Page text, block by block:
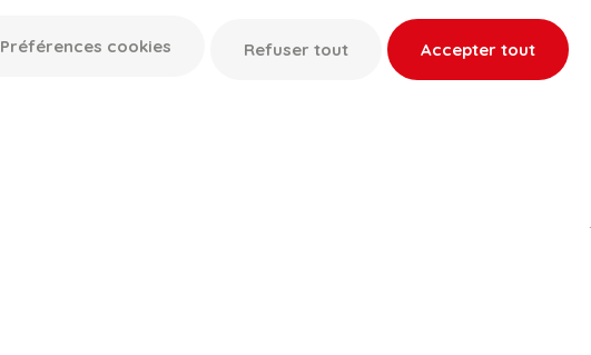
Préférences cookies Refuser tout Accepter tout